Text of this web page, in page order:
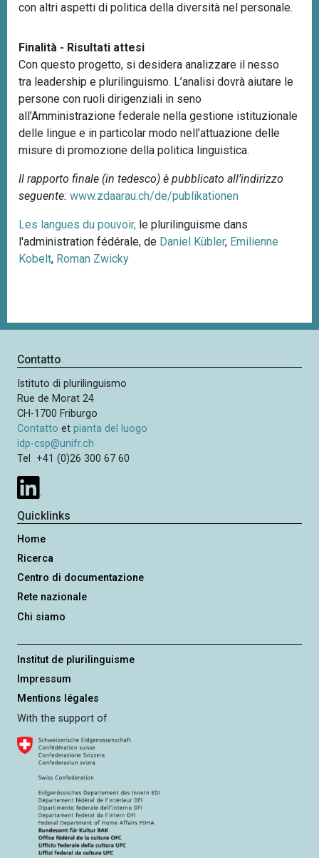
con altri aspetti di politica della diversità nel personale.
Finalità - Risultati attesi
Con questo progetto, si desidera analizzare il nesso
tra leadership e plurilinguismo. L’analisi dovrà aiutare le
persone con ruoli dirigenziali in seno
all’Amministrazione federale nella gestione istituzionale
delle lingue e in particolar modo nell’attuazione delle
misure di promozione della politica linguistica.
Il rapporto finale (in tedesco) è pubblicato all’indirizzo
seguente: www.zdaarau.ch/de/publikationen
Les langues du pouvoir, le plurilinguisme dans
l'administration fédérale, de Daniel Kübler, Emilienne
Kobelt, Roman Zwicky
Contatto
Istituto di plurilinguismo
Rue de Morat 24
CH-1700 Friburgo
Contatto etpianta del luogo
idp-csp@unifr.ch
Tel +41 (0)26 300 67 60
Quicklinks
Home
Ricerca
Centro di documentazione
Rete nazionale
Chi siamo
Institut de plurilinguisme
Impressum
Mentions légales
With the support of